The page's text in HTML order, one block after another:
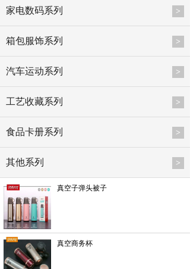
家电数码系列 >
箱包服饰系列 >
汽车运动系列 >
工艺收藏系列 >
食品卡册系列 >
其他系列 >
真空子弹头被子
真空商务杯